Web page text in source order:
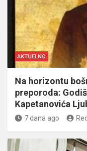
AKTUELNO
Na horizontu
preporoda:
Kapetanovića
7 dana ago